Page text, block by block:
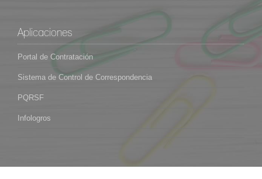
Aplicaciones
Portal de Contratación
Sistema de Control de Correspondencia
PQRSF
Infologros